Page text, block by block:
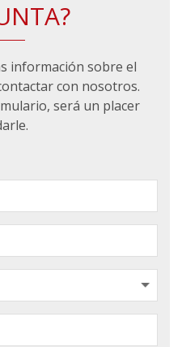
información sobre el
con nosotros.
será un placer